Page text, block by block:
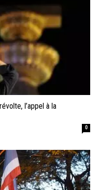
l’appel à la
0